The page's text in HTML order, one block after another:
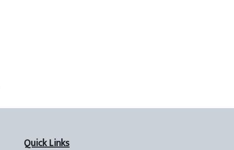
Quick Links